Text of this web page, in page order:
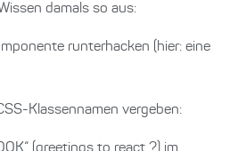
damals so aus:
runterhacken (hier: eine
Klassennamen vergeben:
(greetings to react ?) im